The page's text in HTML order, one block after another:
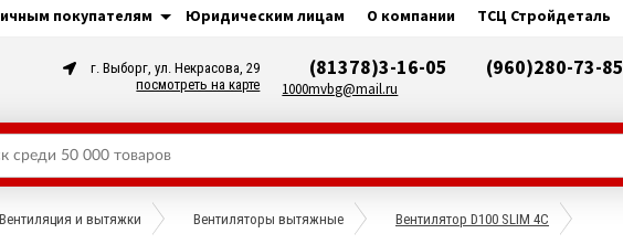
покупателям Юридическим лицам О компании ТСЦ Стройдеталь
г. Выборг, ул. Некрасова, 29
посмотреть на карте
(81378)3-16-05 (960)280-73-85
1000mvbg@mail.ru
Вентиляция и вытяжки Вентиляторы вытяжные Вентилятор D100 SLIM 4C